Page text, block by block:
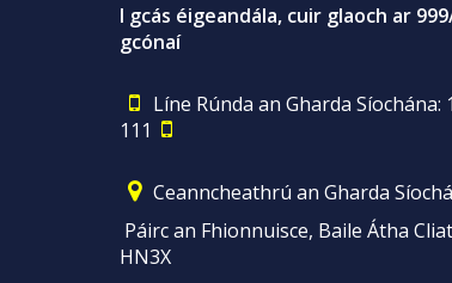
I gcás éigeandála, cuir glaoch ar
gcónaí
Líne Rúnda an Gharda Síochána:
111
Ceanncheathrú an Gharda
Páirc an Fhionnuisce, Baile Átha
HN3X